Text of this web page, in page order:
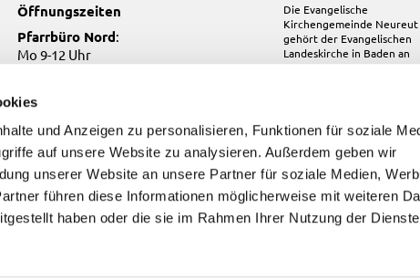
und Anzeigen zu personalisieren, Funktionen für soziale
auf unsere Website zu analysieren. Außerdem geben wir
unserer Website an unsere Partner für soziale Medien,
führen diese Informationen möglicherweise mit weiteren
haben oder die sie im Rahmen Ihrer Nutzung der Dienste
Öffnungszeiten
Pfarrbüro Nord:
Mo 9-12 Uhr
Pfarrbüro Kirchfeld:
Do, Fr 9-12 Uhr
Pfarrbüro Süd :
Di, Fr 9-12 Uhr
Die Evangelische
Kirchengemeinde Neureut
gehört der Evangelischen
Landeskirche in Baden an
Kontakt Impressum